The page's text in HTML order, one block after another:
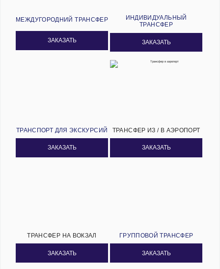
МЕЖДУГОРОДНИЙ ТРАНСФЕР
ЗАКАЗАТЬ
ИНДИВИДУАЛЬНЫЙ
ТРАНСФЕР
ЗАКАЗАТЬ
ТРАНСПОРТ ДЛЯ ЭКСКУРСИЙ
ЗАКАЗАТЬ
ТРАНСФЕР ИЗ / В АЭРОПОРТ
ЗАКАЗАТЬ
ТРАНСФЕР НА ВОКЗАЛ
ЗАКАЗАТЬ
ГРУППОВОЙ ТРАНСФЕР
ЗАКАЗАТЬ